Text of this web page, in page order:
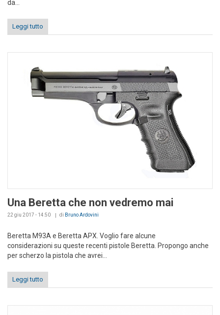
da...
Leggi tutto
Una Beretta che non vedremo mai
22 giu 2017 - 14:50 di Bruno Ardovini
Beretta M93A e Beretta APX. Voglio fare alcune
considerazioni su queste recenti pistole Beretta. Propongo anche
per scherzo la pistola che avrei...
Leggi tutto